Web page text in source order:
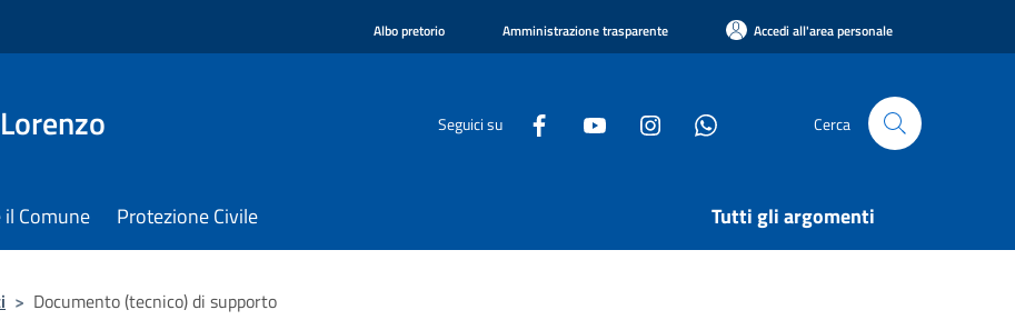
Albo pretorio Amministrazione trasparente Accedi all'area personale
Seguici su Cerca
il Comune Protezione Civile Tutti gli argomenti
> Documento (tecnico) di supporto